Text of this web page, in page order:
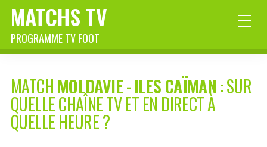
MATCHS TV
PROGRAMME TV FOOT
MATCH MOLDAVIE-ILES CAÏMAN: SUR
QUELLE CHAÎNE TV ET EN DIRECT À
QUELLE HEURE ?